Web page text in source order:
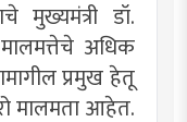
मुख्यमंत्री डॉ.
अधिक
प्रमुख हेतू
मालमता आहेत.